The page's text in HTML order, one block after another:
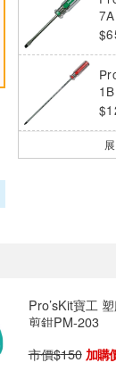
起
起
Pro’sKit寶工
剪鉗PM-203
市價$150